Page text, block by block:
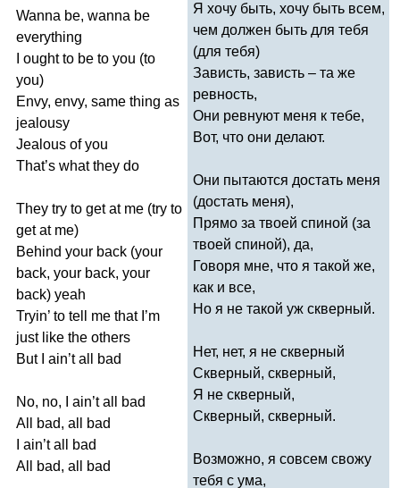
Wanna be, wanna be
everything
ought to be to you (to
you)
Envy, envy, same thing as
jealousy
Jealous of you
That’s what they do
They try to get at me (try to
get at me)
Behind your back (your
back, your back, your
back) yeah
Tryin’ to tell me that ’m
just like the others
But
ain’t all bad
No, no, ain’t all
bad
All
bad, all
bad
ain’t all
bad
All
bad, all bad
Я хочу быть, хочу быть всем,
чем должен быть для тебя
(для тебя)
Зависть, зависть – та же
ревность,
Они ревнуют меня к тебе,
Вот, что они делают.
Они пытаются достать меня
(достать меня),
Прямо за твоей спиной (за
твоей спиной), да,
Говоря мне, что я такой же,
как и все,
Но я не такой уж скверный.
Нет, нет, я не скверный
Скверный, скверный,
Я не скверный,
Скверный, скверный.
Возможно, я совсем свожу
тебя с ума,